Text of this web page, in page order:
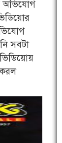
অভিযোগ
সবটা
করল